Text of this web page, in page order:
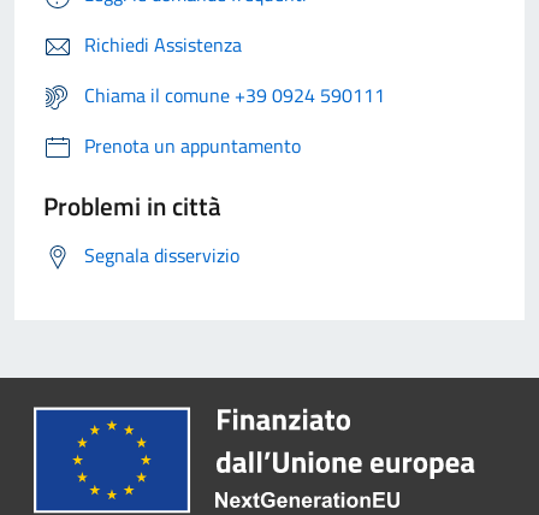
Richiedi Assistenza
Chiama il comune +39 0924 590111
Prenota un appuntamento
Problemi in città
Segnala disservizio